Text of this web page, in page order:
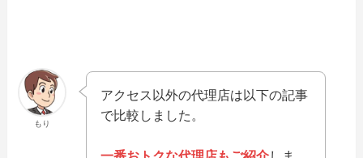
もり
アクセス以外の代理店は以下の記事
で比較しました。